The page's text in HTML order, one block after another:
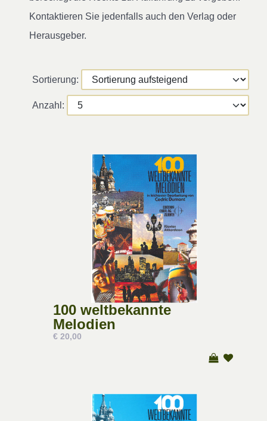
Kontaktieren Sie jedenfalls auch den Verlag oder
Herausgeber.
Sortierung:
Anzahl:
100 weltbekannte
Melodien
€ 20,00